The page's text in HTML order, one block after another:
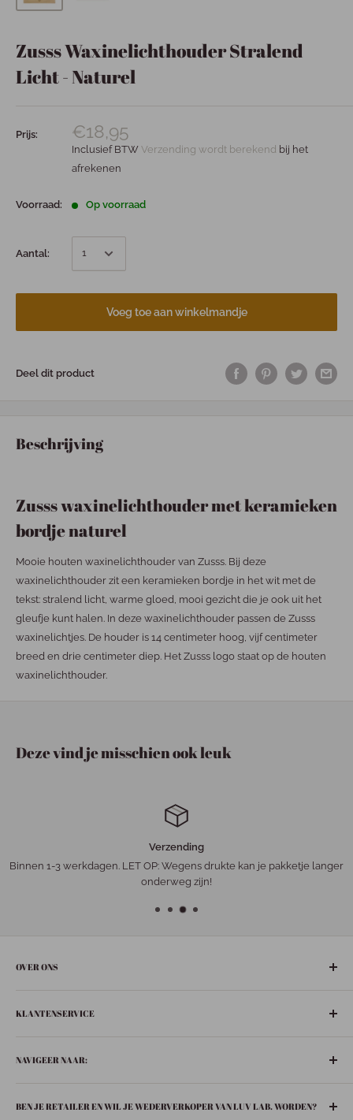
Zusss Waxinelichthouder Stralend
Licht - Naturel
Prijs: €18,95
Inclusief BTW Verzending wordt berekend bij het
afrekenen
Voorraad: Op voorraad
Aantal:
Voeg toe aan winkelmandje
Deel dit product
Beschrijving
Zusss waxinelichthouder met keramieken
bordje naturel
Mooie houten waxinelichthouder van Zusss. Bij deze
waxinelichthouder zit een keramieken bordje in het wit met de
tekst: stralend licht, warme gloed, mooi gezicht die je ook uit het
gleufje kunt halen. In deze waxinelichthouder passen de Zusss
waxinelichtjes. De houder is 14 centimeter hoog, vijf centimeter
breed en drie centimeter diep. Het Zusss logo staat op de houten
waxinelichthouder.
Deze vind je misschien ook leuk
Verzending
Binnen 1-3 werkdagen. LET OP: Wegens drukte kan je pakketje langer
onderweg zijn!
OVER ONS
Bunschoten-Spakenburg.
De Ziel 21
KLANTENSERVICE
Verzenden
Contact
NAVIGEER NAAR:
In huis
BEN JE RETAILER EN WIL JE WEDERVERKOPER VAN LUV LAB. WORDEN?